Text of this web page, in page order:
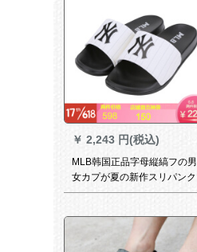
￥ 2,243 円(税込)
MLB韩国正品字母縦縞フの男
女カプが夏の新作スリパンク
の白地に2800 mm